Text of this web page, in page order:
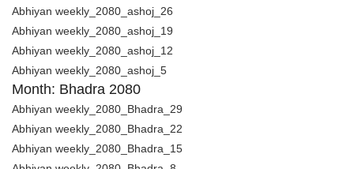
Abhiyan weekly_2080_ashoj_26
Abhiyan weekly_2080_ashoj_19
Abhiyan weekly_2080_ashoj_12
Abhiyan weekly_2080_ashoj_5
Month: Bhadra 2080
Abhiyan weekly_2080_Bhadra_29
Abhiyan weekly_2080_Bhadra_22
Abhiyan weekly_2080_Bhadra_15